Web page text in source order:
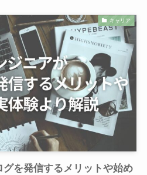
キャリア
グを発信するメリットや始め